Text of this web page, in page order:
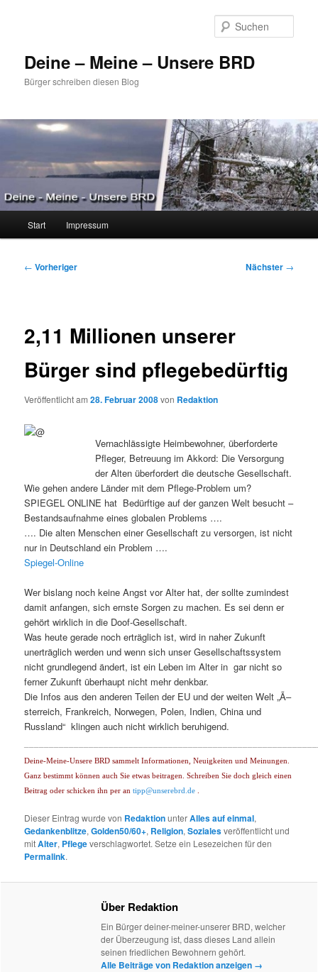
Deine – Meine – Unsere BRD
Bürger schreiben diesen Blog
Start Impressum
Beitragsnavigation
← Vorheriger Nächster →
2,11 Millionen unserer
Bürger sind pflegebedürftig
Veröffentlicht am28. Februar 2008von Redaktion
Vernachlässigte Heimbewohner, überforderte
Pfleger, Betreuung im Akkord: Die Versorgung
der Alten überfordert die deutsche Gesellschaft.
Wie gehen andere Länder mit dem Pflege-Problem um?
SPIEGEL ONLINE hat Bedürftige auf der ganzen Welt besucht –
Bestandsaufnahme eines globalen Problems ….
…. Die alten Menschen einer Gesellschaft zu versorgen, ist nicht
nur in Deutschland ein Problem ….
Spiegel-Online
Wer bislang noch keine Angst vor Alter hat, der sollte zumindest
damit anfangen, sich ernste Sorgen zu machen. Es sei denn er
gehört wirklich in die Doof-Gesellschaft.
Was heute gerade noch erträglich ist, wird in naher Zukunft
unerträglich werden und wenn sich unser Gesellschaftssystem
nicht grundlegend ändert, ist ein Leben im Alter in gar nicht so
ferner Zukunft überhaupt nicht mehr denkbar.
Die Infos aus den anderen Teilen der EU und der weiten Welt „Ã–
sterreich, Frankreich, Norwegen, Polen, Indien, China und
Russland“ klingen auch nicht wirklich beruhigend.
Deine-Meine-Unsere BRD sammelt Informationen, Neuigkeiten und Meinungen.
Ganz bestimmt können auch Sie etwas beitragen. Schreiben Sie doch gleich einen
Beitrag oder schicken ihn per antipp@unserebrd.de .
Dieser Eintrag wurde von RedaktionunterAlles auf einmal,
Gedankenblitze,Golden50/60+, Religion,Sozialesveröffentlicht und
mitAlter, Pflegeverschlagwortet. Setze ein Lesezeichen für den
Permalink.
Über Redaktion
Ein Bürger deiner-meiner-unserer BRD, welcher
der Überzeugung ist, dass dieses Land allein
seinen friedlichen Bewohnern gehört.
Alle Beiträge von Redaktion anzeigen →